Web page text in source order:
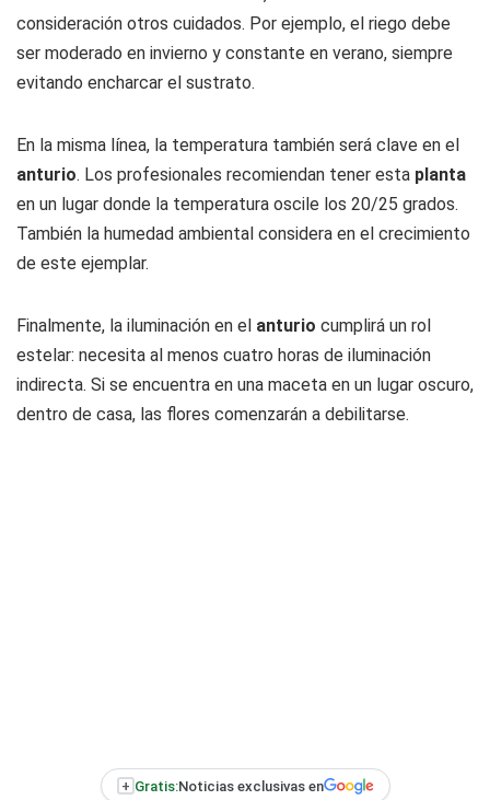
consideración otros cuidados. Por ejemplo, el riego debe
ser moderado en invierno y constante en verano, siempre
evitando encharcar el sustrato.
En la misma línea, la temperatura también será clave en el
anturio. Los profesionales recomiendan tener esta planta
en un lugar donde la temperatura oscile los 20/25 grados.
También la humedad ambiental considera en el crecimiento
de este ejemplar.
Finalmente, la iluminación en el anturio cumplirá un rol
estelar: necesita al menos cuatro horas de iluminación
indirecta. Si se encuentra en una maceta en un lugar oscuro,
dentro de casa, las flores comenzarán a debilitarse.
+ Gratis:Noticias exclusivas en